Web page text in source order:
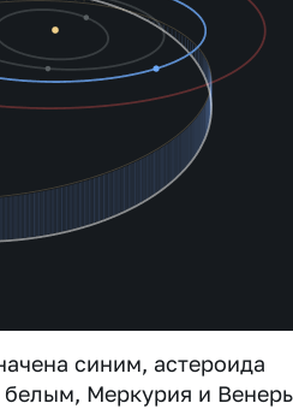
синим, астероида
белым, Меркурия и